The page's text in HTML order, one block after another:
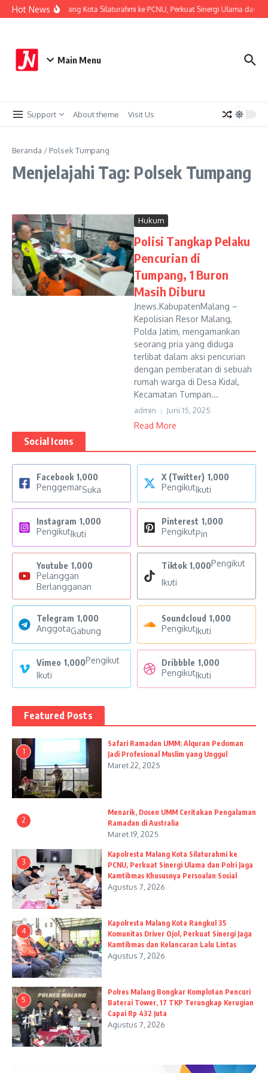
Lewati ke konten
Hot News
Kapolresta Malang Kota Silaturahmi ke PCNU, Perkuat Sinergi Ulama dan
Main Menu
Support About theme Visit Us
Beranda / Polsek Tumpang
Menjelajahi Tag: Polsek Tumpang
Hukum
Polisi Tangkap Pelaku
Pencurian di
Tumpang, 1 Buron
Masih Diburu
Jnews.KabupatenMalang –
Kepolisian Resor Malang,
Polda Jatim, mengamankan
seorang pria yang diduga
terlibat dalam aksi pencurian
dengan pemberatan di sebuah
rumah warga di Desa Kidal,
Kecamatan Tumpan...
admin Juni 15, 2025
Read More
Social Icons
Facebook 1,000
PenggemarSuka
X (Twitter) 1,000
PengikutIkuti
Instagram 1,000
PengikutIkuti
Pinterest 1,000
PengikutPin
Youtube 1,000
Pelanggan
Berlangganan
Tiktok 1,000Pengikut
Ikuti
Telegram 1,000
AnggotaGabung
Soundcloud 1,000
PengikutIkuti
Vimeo 1,000Pengikut
Ikuti
Dribbble 1,000
PengikutIkuti
Featured Posts
1
Safari Ramadan UMM: Alquran Pedoman
Jadi Profesional Muslim yang Unggul
Maret 22, 2025
2
Menarik, Dosen UMM Ceritakan Pengalaman
Ramadan di Australia
Maret 19, 2025
3
Kapolresta Malang Kota Silaturahmi ke
PCNU, Perkuat Sinergi Ulama dan Polri Jaga
Kamtibmas Khususnya Persoalan Sosial
Agustus 7, 2026
4
Kapolresta Malang Kota Rangkul 35
Komunitas Driver Ojol, Perkuat Sinergi Jaga
Kamtibmas dan Kelancaran Lalu Lintas
Agustus 7, 2026
5
Polres Malang Bongkar Komplotan Pencuri
Baterai Tower, 17 TKP Terungkap Kerugian
Capai Rp 432 Juta
Agustus 7, 2026